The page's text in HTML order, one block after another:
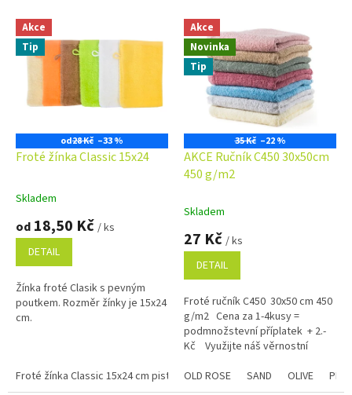
p
Akce
Tip
od28 Kč –33 %
Froté žínka Classic 15x24
Průměrné
produktu
5,0
5
hvězdiček.
Skladem
od 18,50 Kč / ks
DETAIL
Žínka froté Clasik s pevným
poutkem. Rozměr žínky je 15x24
cm.
Froté žínka Classic 15x24 cm pistáciová Froté žínka Classic 15x24
Akce
Novinka
Tip
35 Kč –22 %
AKCE Ručník C450 30x50cm
450 g/m2
Skladem
27 Kč / ks
DETAIL
Froté ručník C450 30x50 cm 450
g/m2 Cena za 1-4kusy =
podmnožstevní příplatek + 2.-
Kč Využijte náš věrnostní
OLD ROSE
SAND OLIVE